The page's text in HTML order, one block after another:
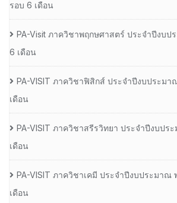
รอบ 6 เดือน
PA-Visit ภาควิชาพฤกษศาสตร์ ประจำปีงบป
6 เดือน
PA-VISIT ภาควิชาฟิสิกส์ ประจำปีงบประมา
เดือน
PA-VISIT ภาควิชาสรีรวิทยา ประจำปีงบปร
เดือน
PA-VISIT ภาควิชาเคมี ประจำปีงบประมาณ
เดือน